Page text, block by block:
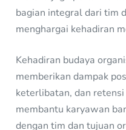
bagian integral dari tim
menghargai kehadiran
Kehadiran budaya
memberikan dampak
keterlibatan, dan
membantu karyawan
dengan tim dan tujuan